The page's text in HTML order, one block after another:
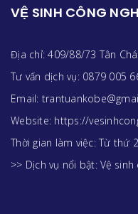
VỆ SINH CÔNG
Địa chỉ: 409/88/73 Tân
Tư vấn dịch vụ: 0879 005
Email:
Website: https://
Thời gian làm việc: Từ thứ
>> Dịch vụ nổi bật: Vệ sinh